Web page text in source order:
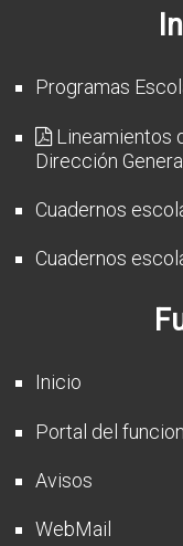
Noticias
Programas
Lineamientos
Dirección
Cuadernos
Cuadernos
Inicio
Portal del
Avisos
WebMail